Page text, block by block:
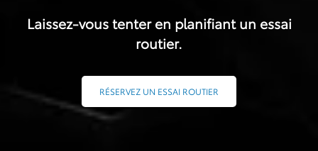
Laissez-vous tenter en planifiant un essai
routier.
RÉSERVEZ UN ESSAI ROUTIER